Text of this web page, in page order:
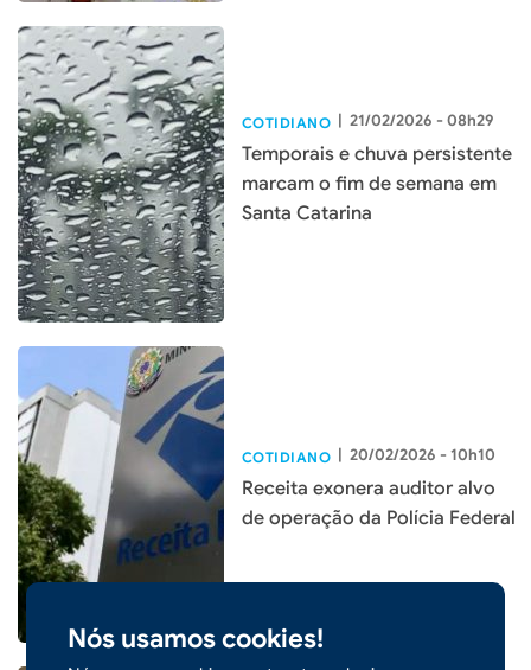
Nós usamos cookies!
COTIDIANO | 21/02/2026 - 08h29
Temporais e chuva persistente
marcam o fim de semana em
Santa Catarina
COTIDIANO | 20/02/2026 - 10h10
Receita exonera auditor alvo
de operação da Polícia Federal